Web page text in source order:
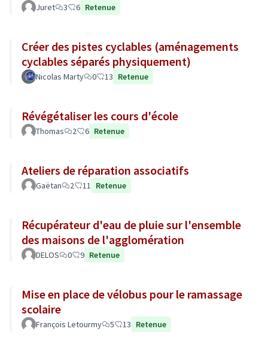
Juret 3 6 Retenue
Créer des pistes cyclables (aménagements
cyclables séparés physiquement)
Nicolas Marty 0 13 Retenue
Révégétaliser les cours d'école
Thomas 2 6 Retenue
Ateliers de réparation associatifs
Gaëtan 2 11 Retenue
Récupérateur d'eau de pluie sur l'ensemble
des maisons de l'agglomération
DELOS 0 9 Retenue
Mise en place de vélobus pour le ramassage
scolaire
François Letourmy 5 13 Retenue